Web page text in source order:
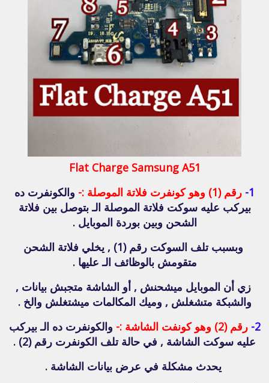
Flat Charge Samsung A51
1- رقم (1) وهو كونفرت فلاتة الموصلة :-
والكونفرت ده
بيركب عليه سوكت فلاتة الموصلة الـ بتوصل بين فلاتة
الشحن وبين بوردة الموبايل .
وبسبب تلف السوكت رقم (1) , يخلي فلاتة الشحن
متقومش بالوظائف الـ عليها .
زي أن الموبايل ميشحنش , أو الشاشة متجبش بيانات ,
والشبكة متشغلش , وميك المكالمات ميشتغلش والخ .
2- رقم (2) وهو كونفت الشاشة :-
والكونفرت ده الـ بيركب
عليه سوكت الشاشة , في حالة تلف الكونفرت رقم (2) .
يحدث مشكلة في عرض بيانات الشاشة .